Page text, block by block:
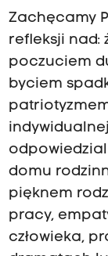
Zachęcamy
refleksji nad:
poczuciem
byciem
domu
pięknem
pracy,
człowieka,